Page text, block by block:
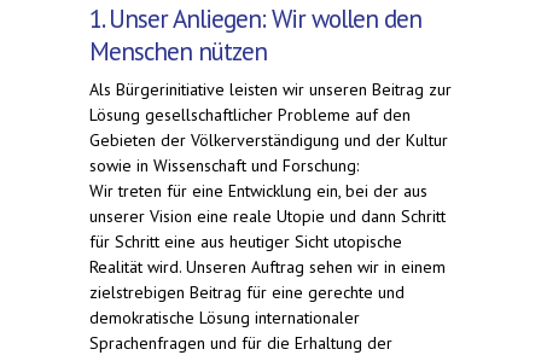
1. Unser Anliegen: Wir wollen den
Menschen nützen
Als Bürgerinitiative leisten wir unseren Beitrag zur
Lösung gesellschaftlicher Probleme auf den
Gebieten der Völkerverständigung und der Kultur
sowie in Wissenschaft und Forschung:
Wir treten für eine Entwicklung ein, bei der aus
unserer Vision eine reale Utopie und dann Schritt
für Schritt eine aus heutiger Sicht utopische
Realität wird. Unseren Auftrag sehen wir in einem
zielstrebigen Beitrag für eine gerechte und
demokratische Lösung internationaler
Sprachenfragen und für die Erhaltung der